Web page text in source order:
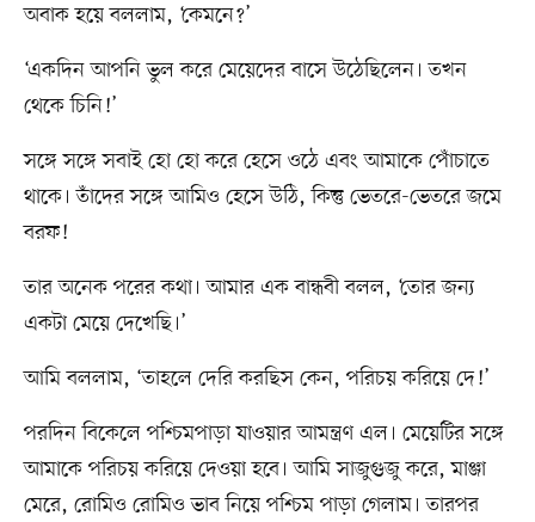
অবাক হয়ে বললাম, ‘কেমনে?’
‘একদিন আপনি ভুল করে মেয়েদের বাসে উঠেছিলেন। তখন
থেকে চিনি!’
সঙ্গে সঙ্গে সবাই হো হো করে হেসে ওঠে এবং আমাকে পোঁচাতে
থাকে। তাঁদের সঙ্গে আমিও হেসে উঠি, কিন্তু ভেতরে-ভেতরে জমে
বরফ!
তার অনেক পরের কথা। আমার এক বান্ধবী বলল, ‘তোর জন্য
একটা মেয়ে দেখেছি।’
আমি বললাম, ‘তাহলে দেরি করছিস কেন, পরিচয় করিয়ে দে!’
পরদিন বিকেলে পশ্চিমপাড়া যাওয়ার আমন্ত্রণ এল। মেয়েটির সঙ্গে
আমাকে পরিচয় করিয়ে দেওয়া হবে। আমি সাজুগুজু করে, মাঞ্জা
মেরে, রোমিও রোমিও ভাব নিয়ে পশ্চিম পাড়া গেলাম। তারপর